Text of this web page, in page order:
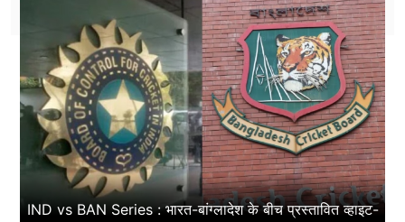
IND vs BAN Series : भारत-बांग्लादेश के बीच प्रस्तावित व्हाइट-